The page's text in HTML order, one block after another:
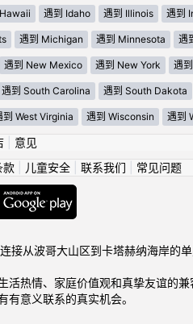
遇到 Idaho 遇到 Illinois 遇到
遇到 Michigan 遇到 Minnesota 遇
遇到 New Mexico 遇到 New York 遇
遇到 South Carolina 遇到 South Dakota
到 West Virginia 遇到 Wisconsin 遇到
| 意见
款 儿童安全 联系我们 常见问题
从波哥大山区到卡塔赫纳海岸的
热情、家庭价值观和真挚友谊的兼
意义联系的真实机会。